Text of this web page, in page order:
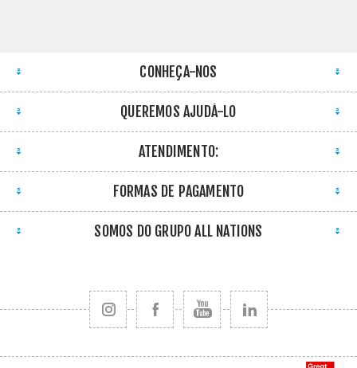
CONHEÇA-NOS
QUEREMOS AJUDÁ-LO
ATENDIMENTO:
FORMAS DE PAGAMENTO
SOMOS DO GRUPO ALL NATIONS